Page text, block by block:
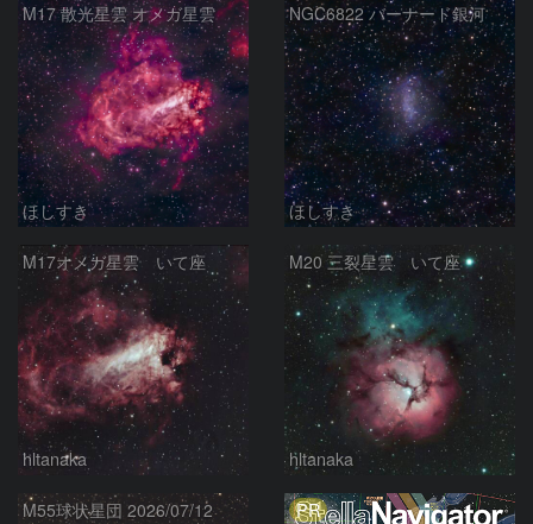
M17 散光星雲 オメガ星雲
ほしすき
NGC6822 バーナード銀河
ほしすき
M17オメガ星雲 いて座
hltanaka
M20 三裂星雲 いて座
hltanaka
M55球状星団 2026/07/12 PR